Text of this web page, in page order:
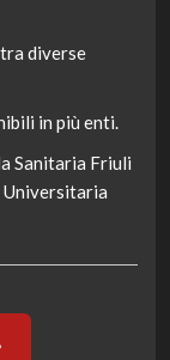
diverse
in più enti.
Sanitaria Friuli
Universitaria